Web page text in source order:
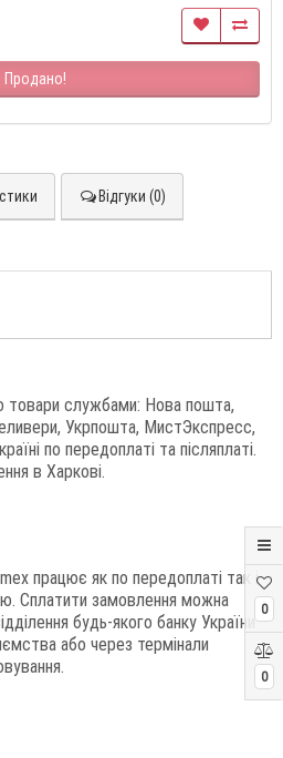
0
0
Продано!
Відгуки (0)
товари службами: Нова пошта,
Укрпошта, МистЭкспресс,
по передоплаті та післяплаті.
в Харкові.
працює як по передоплаті так і
Сплатити замовлення можна
будь-якого банку України
або через термінали